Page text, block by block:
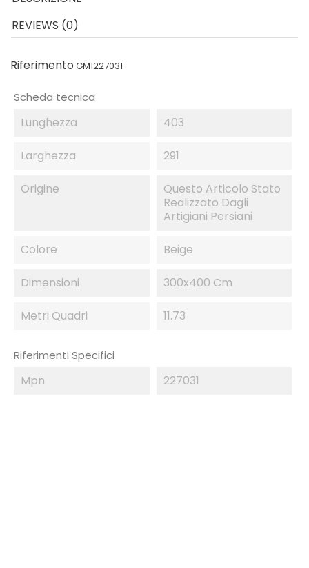
REVIEWS (0)
Riferimento GM1227031
Scheda tecnica
Lunghezza 403
Larghezza 291
Origine
Questo Articolo Stato
Realizzato Dagli
Artigiani Persiani
Colore Beige
Dimensioni 300x400 Cm
Metri Quadri 11.73
Riferimenti Specifici
Mpn 227031